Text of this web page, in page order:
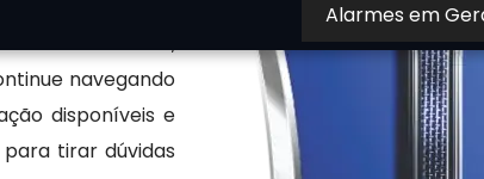
Alarmes em
de acesso,
navegando
disponíveis e
tirar dúvidas